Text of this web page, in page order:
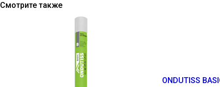
Смотрите также
ONDUTISS